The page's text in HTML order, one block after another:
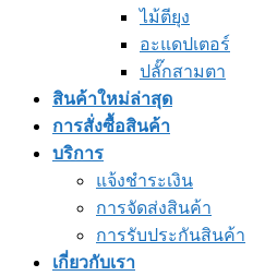
ไม้ตียุง
อะแดปเตอร์
ปลั๊กสามตา
สินค้าใหม่ล่าสุด
การสั่งซื้อสินค้า
บริการ
แจ้งชำระเงิน
การจัดส่งสินค้า
การรับประกันสินค้า
เกี่ยวกับเรา